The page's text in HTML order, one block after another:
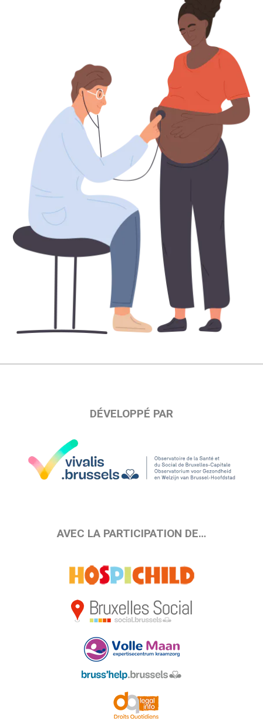
DÉVELOPPÉ PAR
AVEC LA PARTICIPATION DE…